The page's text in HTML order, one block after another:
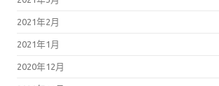
2021年2月
2021年1月
2020年12月